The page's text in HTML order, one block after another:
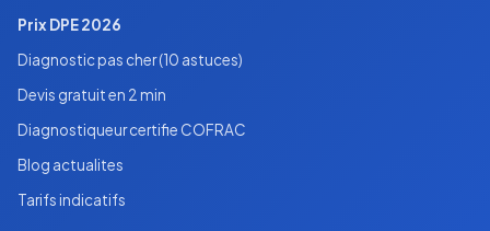
Prix DPE 2026
Diagnostic pas cher (10 astuces)
Devis gratuit en 2 min
Diagnostiqueur certifie COFRAC
Blog actualites
Tarifs indicatifs